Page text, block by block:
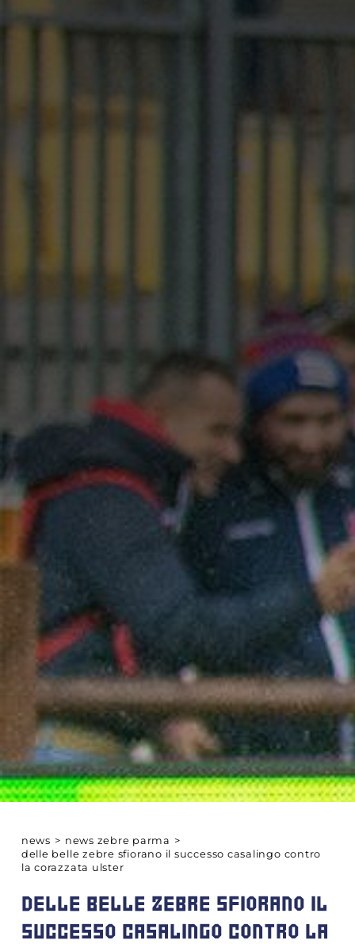
news > news zebre parma >
delle belle zebre sfiorano il successo casalingo contro
la corazzata ulster
DELLE BELLE ZEBRE SFIORANO IL
SUCCESSO CASALINGO CONTRO LA